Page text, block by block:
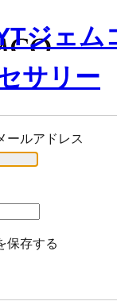
ジェム
サリー
ールアドレス
保存する